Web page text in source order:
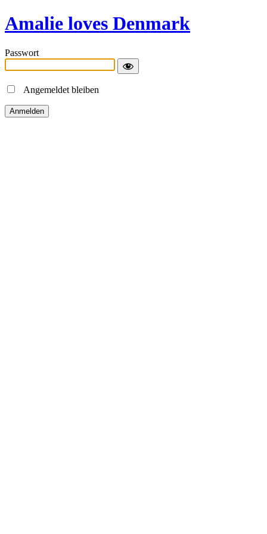
Amalie loves Denmark
Passwort
Angemeldet bleiben